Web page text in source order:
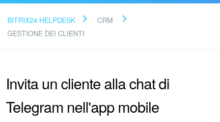
Leggi le domande frequenti
Supporto Bitrix24
Registrazione e accesso
BITRIX24 HELPDESK
CRM
GESTIONE DEI CLIENTI
Invita un cliente alla chat di
Telegram nell'app mobile